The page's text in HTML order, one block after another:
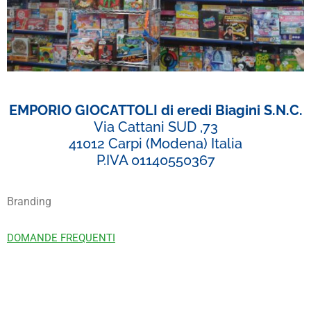
EMPORIO GIOCATTOLI di eredi Biagini S.N.C.
Via Cattani SUD ,73
41012 Carpi (Modena) Italia
P.IVA 01140550367
Branding
DOMANDE FREQUENTI